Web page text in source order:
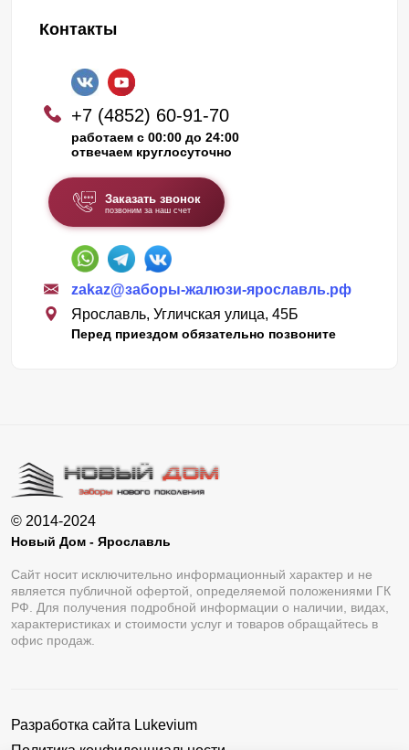
Контакты
+7 (4852) 60-91-70
работаем с 00:00 до 24:00
отвечаем круглосуточно
Заказать звонок
позвоним за наш счет
zakaz@заборы-жалюзи-ярославль.рф
Ярославль, Угличская улица, 45Б
Перед приездом обязательно позвоните
© 2014-2024
Новый Дом - Ярославль
Сайт носит исключительно информационный характер и не
является публичной офертой, определяемой положениями ГК
РФ. Для получения подробной информации о наличии, видах,
характеристиках и стоимости услуг и товаров обращайтесь в
офис продаж.
Разработка сайта Lukevium